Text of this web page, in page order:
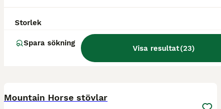
Storlek
Spara sökning
Visa resultat(23)
Mountain Horse stövlar